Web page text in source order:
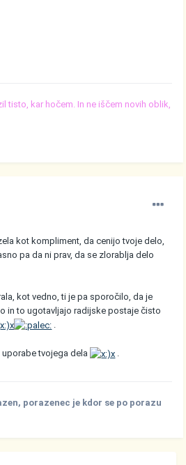
tisto, kar hočem. In ne iščem novih oblik,
kot kompliment, da cenijo tvoje delo,
pa da ni prav, da se zlorablja delo
kot vedno, ti je pa sporočilo, da je
in to ugotavljajo radijske postaje čisto
.
tvojega dela
porazenec je kdor se po porazu